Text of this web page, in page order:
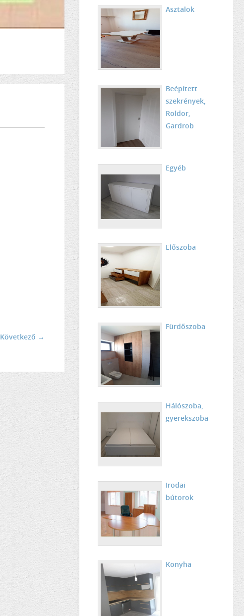
Következő →
Asztalok
Beépített
szekrények,
Roldor,
Gardrob
Egyéb
Előszoba
Fürdőszoba
Hálószoba,
gyerekszoba
Irodai
bútorok
Konyha